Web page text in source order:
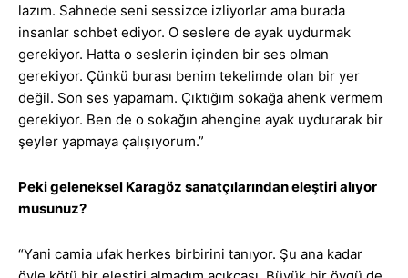
lazım. Sahnede seni sessizce izliyorlar ama burada
insanlar sohbet ediyor. O seslere de ayak uydurmak
gerekiyor. Hatta o seslerin içinden bir ses olman
gerekiyor. Çünkü burası benim tekelimde olan bir yer
değil. Son ses yapamam. Çıktığım sokağa ahenk vermem
gerekiyor. Ben de o sokağın ahengine ayak uydurarak bir
şeyler yapmaya çalışıyorum.”
Peki geleneksel Karagöz sanatçılarından eleştiri alıyor
musunuz?
“Yani camia ufak herkes birbirini tanıyor. Şu ana kadar